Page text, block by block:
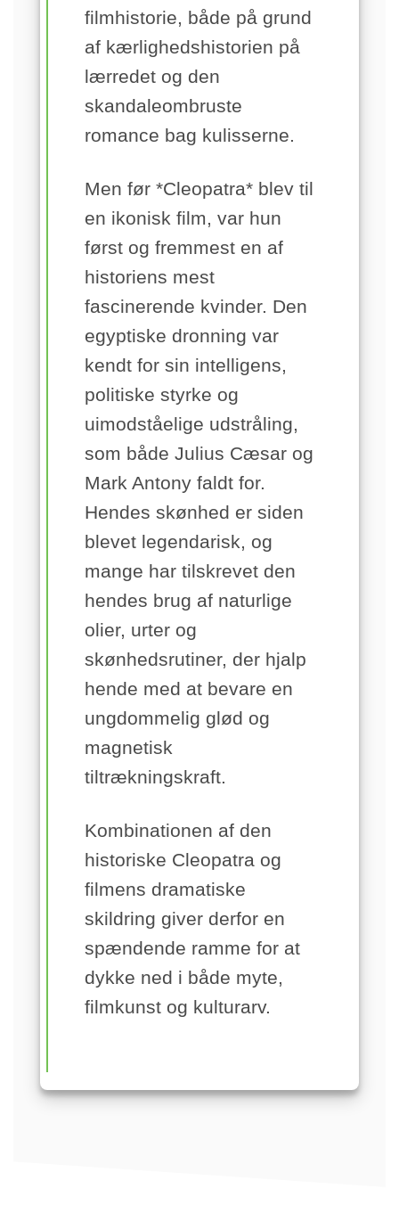
filmhistorie, både på grund
af kærlighedshistorien på
lærredet og den
skandaleombruste
romance bag kulisserne.
Men før *Cleopatra* blev til
en ikonisk film, var hun
først og fremmest en af
historiens mest
fascinerende kvinder. Den
egyptiske dronning var
kendt for sin intelligens,
politiske styrke og
uimodståelige udstråling,
som både Julius Cæsar og
Mark Antony faldt for.
Hendes skønhed er siden
blevet legendarisk, og
mange har tilskrevet den
hendes brug af naturlige
olier, urter og
skønhedsrutiner, der hjalp
hende med at bevare en
ungdommelig glød og
magnetisk
tiltrækningskraft.
Kombinationen af den
historiske Cleopatra og
filmens dramatiske
skildring giver derfor en
spændende ramme for at
dykke ned i både myte,
filmkunst og kulturarv.